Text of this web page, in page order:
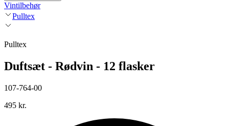
Vintilbehør
Pulltex
Pulltex
Duftsæt - Rødvin - 12 flasker
107-764-00
495 kr.